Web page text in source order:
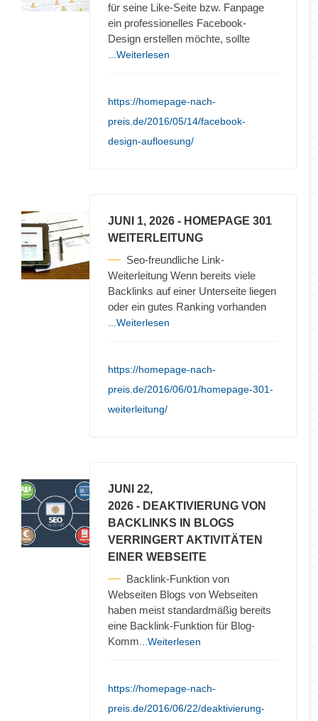
für seine Like-Seite bzw. Fanpage
ein professionelles Facebook-
Design erstellen möchte, sollte
...Weiterlesen
https://homepage-nach-
preis.de/2016/05/14/facebook-
design-aufloesung/
JUNI 1, 2026 - HOMEPAGE 301
WEITERLEITUNG
Seo-freundliche Link-
Weiterleitung Wenn bereits viele
Backlinks auf einer Unterseite liegen
oder ein gutes Ranking vorhanden
...Weiterlesen
https://homepage-nach-
preis.de/2016/06/01/homepage-301-
weiterleitung/
JUNI 22,
2026 - DEAKTIVIERUNG VON
BACKLINKS IN BLOGS
VERRINGERT AKTIVITÄTEN
EINER WEBSEITE
Backlink-Funktion von
Webseiten Blogs von Webseiten
haben meist standardmäßig bereits
eine Backlink-Funktion für Blog-
Komm ...Weiterlesen
https://homepage-nach-
preis.de/2016/06/22/deaktivierung-